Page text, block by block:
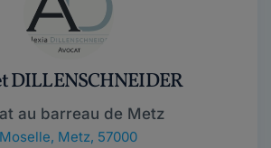
DILLENSCHNEIDER
au barreau de Metz
Moselle, Metz, 57000